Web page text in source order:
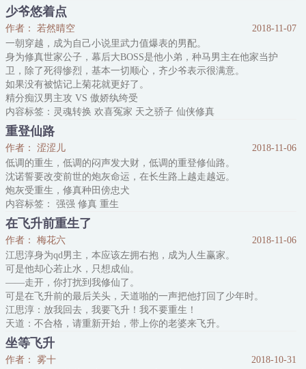
为什么女主们应该走的剧情都要强加给他。
为什么作为一个人渣反派却要不断地为主角挡刀挡枪舍己为人！
沈清秋：“……我觉得我还可以再抢救一下。”他要证明——人渣反派
不仅能活，还能活得酷炫√
前期忠犬小白花后期黑化SJB少女攻×伪斯文败类反派吐槽狂魔受
这其实
少爷悠着点
作者： 若然晴空
2018-11-07
一朝穿越，成为自己小说里武力值爆表的男配。
身为修真世家公子，幕后大BOSS是他小弟，种马男主在他家当护
卫，除了死得惨烈，基本一切顺心，齐少爷表示很满意。
如果没有被惦记上菊花就更好了。
精分痴汉男主攻 VS 傲娇纨绔受
内容标签：灵魂转换 欢喜冤家 天之骄子 仙侠修真
重登仙路
作者： 涩涩儿
2018-11-06
低调的重生，低调的闷声发大财，低调的重登修仙路。
沈诺誓要改变前世的炮灰命运，在长生路上越走越远。
炮灰受重生，修真种田傍忠犬
内容标签： 强强 修真 重生
在飞升前重生了
作者： 梅花六
2018-11-06
江思淳身为qd男主，本应该左拥右抱，成为人生赢家。
可是他却心若止水，只想成仙。
——走开，你打扰到我修仙了。
可是在飞升前的最后关头，天道啪的一声把他打回了少年时。
江思淳：放我回去，我要飞升！我不要重生！
天道：不合格，请重新开始，带上你的老婆来飞升。
江思淳：……带老公行吗？
*外冷内软的纯情小处-男受×爱好女装美人攻
坐等飞升
作者： 雾十
2018-10-31